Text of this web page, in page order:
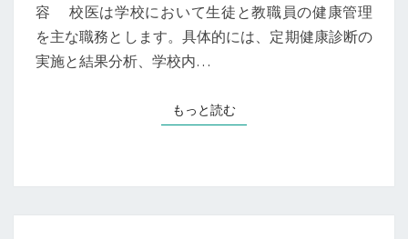
て
の
の
を
容 校医は学校において生徒と教職員の健康管理
を主な職務とします。具体的には、定期健康診断の
実施と結果分析、学校内…
もっと読むもっと読む